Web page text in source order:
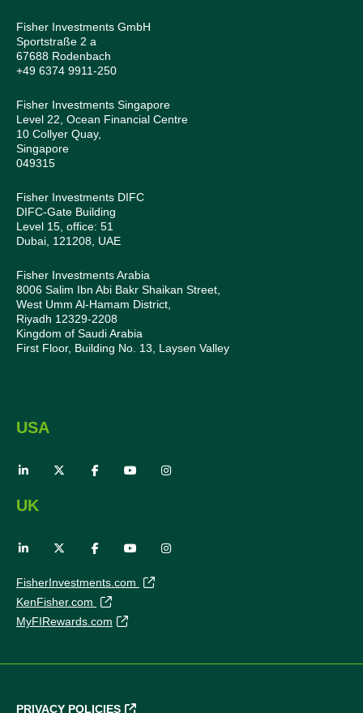
Fisher Investments GmbH
Sportstraße 2 a
67688 Rodenbach
+49 6374 9911-250
Fisher Investments Singapore
Level 22, Ocean Financial Centre
10 Collyer Quay,
Singapore
049315
Fisher Investments DIFC
DIFC-Gate Building
Level 15, office: 51
Dubai, 121208, UAE
Fisher Investments Arabia
8006 Salim Ibn Abi Bakr Shaikan Street,
West Umm Al-Hamam District,
Riyadh 12329-2208
Kingdom of Saudi Arabia
First Floor, Building No. 13, Laysen Valley
USA
UK
FisherInvestments.com
KenFisher.com
MyFIRewards.com
PRIVACY POLICIES